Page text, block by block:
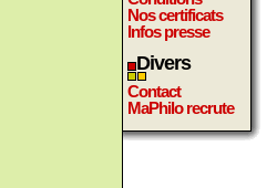
Nos certificats
Infos presse
Divers
Contact
MaPhilo recrute